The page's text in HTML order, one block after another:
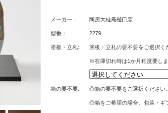
メーカー： 陶房大桂庵樋口窯
型番： 2279
塗板・立札: 塗板・立札の要不要をご選択く
※在庫切れ時は1か月程度要しま
箱の要不要: ◎箱の要不要をご選択ください。
◎箱をご希望の場合、包装・ギ